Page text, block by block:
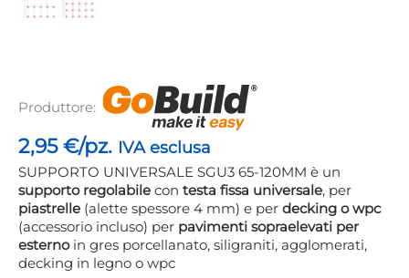
Produttore:
2,95€/pz. IVA esclusa
SUPPORTO UNIVERSALE SGU3 65-120MM è un
supporto regolabile con testa fissa universale, per
piastrelle (alette spessore 4 mm) e per decking o wpc
(accessorio incluso) per pavimenti sopraelevati per
esternoin gres porcellanato, siligraniti, agglomerati,
decking in legno o wpc